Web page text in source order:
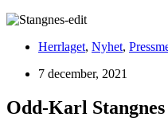
Herrlaget, Nyhet,
7 december, 2021
Odd-Karl